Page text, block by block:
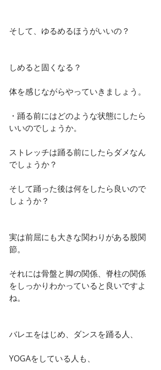
そして、ゆるめるほうがいいの？
しめると固くなる？
体を感じながらやっていきましょう。
・踊る前にはどのような状態にしたら
いいのでしょうか。
ストレッチは踊る前にしたらダメなん
でしょうか？
そして踊った後は何をしたら良いので
しょうか？
実は前屈にも大きな関わりがある股関
節。
それには骨盤と脚の関係、脊柱の関係
をしっかりわかっていると良いですよ
ね。
バレエをはじめ、ダンスを踊る人、
YOGAをしている人も、